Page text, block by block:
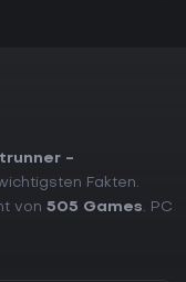
-
Fakten.
von 505 Games. PC